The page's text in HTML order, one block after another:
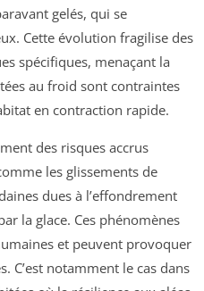
gelés, qui se
Cette évolution fragilise des
spécifiques, menaçant la
au froid sont contraintes
en contraction rapide.
des risques accrus
les glissements de
dues à l’effondrement
la glace. Ces phénomènes
et peuvent provoquer
C’est notamment le cas dans